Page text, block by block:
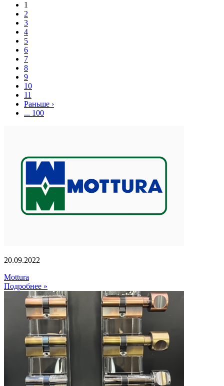
1
2
3
4
5
6
7
8
9
10
11
Раньше ›
... 100
20.09.2022
Mottura
Подробнее »